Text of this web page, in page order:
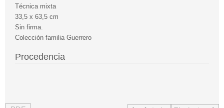
Técnica mixta
33,5 x 63,5 cm
Sin firma.
Colección familia Guerrero
Procedencia